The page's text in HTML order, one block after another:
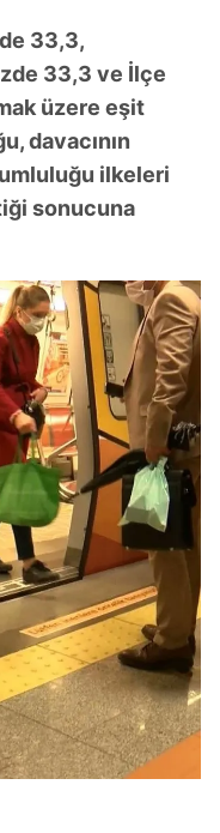
33,3,
33,3 ve İlçe
üzere eşit
davacının
ilkeleri
sonucuna